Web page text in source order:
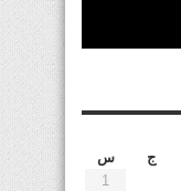
ج
س
1